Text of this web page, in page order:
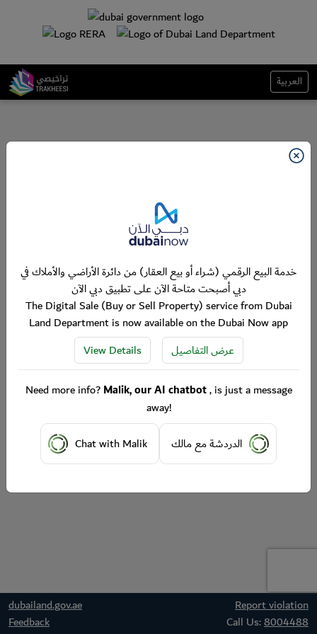
العربية
dubailand.gov.ae
Report violation
Feedback
Call Us:8004488
خدمة البيع الرقمي (شراء أو بيع العقار) من دائرة الأراضي والأملاك في
دبي أصبحت متاحة الآن على تطبيق دبي الآن
The Digital Sale (Buy or Sell Property) service from Dubai
Land Department is now available on the Dubai Now app
View Details
عرض التفاصيل
Need more info?Malik, our AI chatbot, is just a message
away!
Chat with Malik
الدردشة مع مالك